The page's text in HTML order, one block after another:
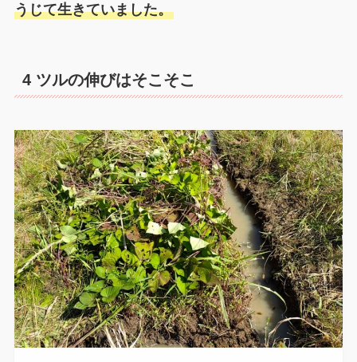
うじて生きていました。
4 ツルの伸びはそこそこ